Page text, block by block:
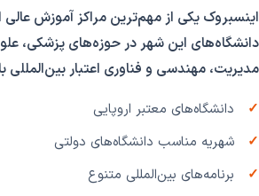
اینسبروک یکی از مهم‌ترین مراکز آموزش
دانشگاه‌های این شهر در حوزه‌های پزشکی،
مدیریت، مهندسی و فناوری اعتبار بین‌المللی
دانشگاه‌های معتبر اروپایی
شهریه مناسب دانشگاه‌های دولتی
برنامه‌های بین‌المللی متنوع